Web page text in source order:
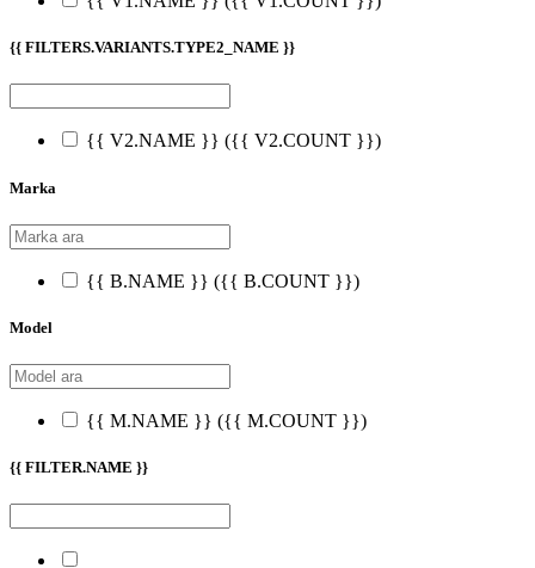
{{ FILTERS.VARIANTS.TYPE2_NAME }}
{{ V2.NAME }} ({{ V2.COUNT }})
Marka
{{ B.NAME }} ({{ B.COUNT }})
Model
{{ M.NAME }} ({{ M.COUNT }})
{{ FILTER.NAME }}